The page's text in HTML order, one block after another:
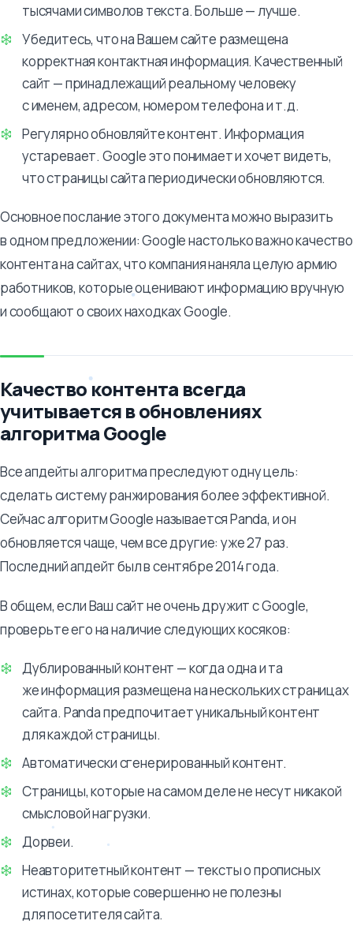
тысячами символов текста. Больше — лучше.
Убедитесь, что на Вашем сайте размещена
корректная контактная информация. Качественный
сайт — принадлежащий реальному человеку
с именем, адресом, номером телефона и т.д.
Регулярно обновляйте контент. Информация
устаревает. Google это понимает и хочет видеть,
что страницы сайта периодически обновляются.
Основное послание этого документа можно выразить
в одном предложении: Google настолько важно качество
контента на сайтах, что компания наняла целую армию
работников, которые оценивают информацию вручную
и сообщают о своих находках Google.
Качество контента всегда
учитывается в обновлениях
алгоритма Google
Все апдейты алгоритма преследуют одну цель:
сделать систему ранжирования более эффективной.
Сейчас алгоритм Google называется Panda, и он
обновляется чаще, чем все другие: уже 27 раз.
Последний апдейт был в сентябре 2014 года.
В общем, если Ваш сайт не очень дружит с Google,
проверьте его на наличие следующих косяков:
Дублированный контент — когда одна и та
же информация размещена на нескольких страницах
сайта. Panda предпочитает уникальный контент
для каждой страницы.
Автоматически сгенерированный контент.
Cтраницы, которые на самом деле не несут никакой
смысловой нагрузки.
Дорвеи.
Неавторитетный контент — тексты о прописных
истинах, которые совершенно не полезны
для посетителя сайта.